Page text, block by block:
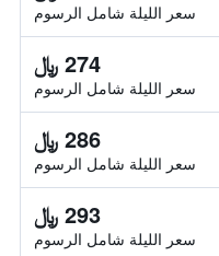
سعر الليلة شامل الرسوم
274 ﷼
سعر الليلة شامل الرسوم
286 ﷼
سعر الليلة شامل الرسوم
293 ﷼
سعر الليلة شامل الرسوم